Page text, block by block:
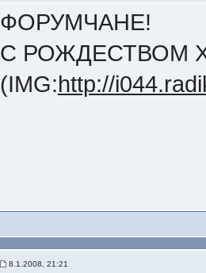
ФОРУМЧАНЕ!
С РОЖДЕСТВОМ
(IMG:http://
8.1.2008, 21:21